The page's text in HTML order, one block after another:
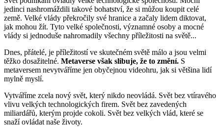
jedinci nashromáždili takové bohatství, že si můžou koupit celé
země. Velké vlády překročily své hranice a začaly lidem diktovat,
jak mohou žít. Tyto velké společnosti, významné osoby a mocné
vlády si jednoduše nahromadily všechny příležitosti na světě...
Dnes, přátelé, je příležitostí ve skutečném světě málo a jsou velmi
těžko dosažitelné. Metaverse však slibuje, že to změní. S
metaversem nevytváříme jen obyčejnou videohru, jak si většina lidí
mylně myslí.
Vytváříme zcela nový svět, který nikdo neovládá. Svět bez vtíravého
vlivu velkých technologických firem. Svět bez zavedených
miliardářů, kterým projde cokoli. Svět bez velkých vlád, které se
snaží ovládat naše životy.